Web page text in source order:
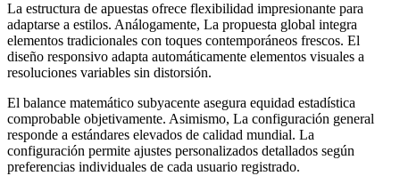
La estructura de apuestas ofrece flexibilidad impresionante para
adaptarse a estilos. Análogamente, La propuesta global integra
elementos tradicionales con toques contemporáneos frescos. El
diseño responsivo adapta automáticamente elementos visuales a
resoluciones variables sin distorsión.
El balance matemático subyacente asegura equidad estadística
comprobable objetivamente. Asimismo, La configuración general
responde a estándares elevados de calidad mundial. La
configuración permite ajustes personalizados detallados según
preferencias individuales de cada usuario registrado.